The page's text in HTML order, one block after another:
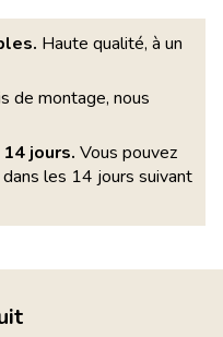
Haute qualité, à un
de montage, nous
jours. Vous pouvez
les 14 jours suivant